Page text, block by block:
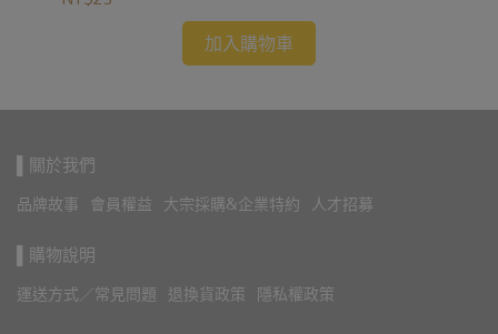
加入購物車
▌關於我們
品牌故事 會員權益 大宗採購&企業特約 人才招募
▌購物說明
運送方式／常見問題 退換貨政策 隱私權政策